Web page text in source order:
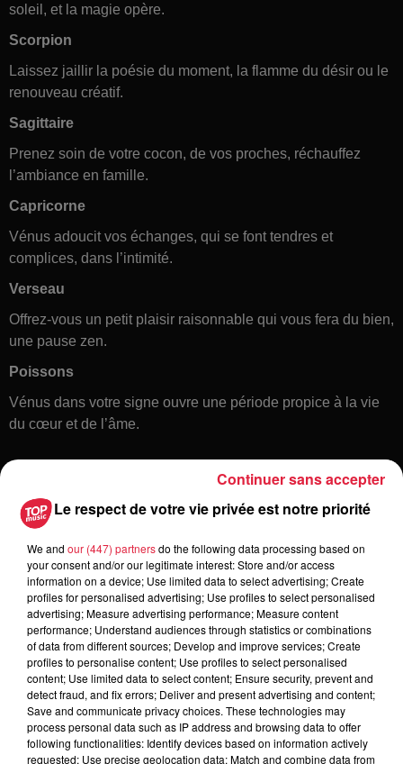
soleil, et la magie opère.
Scorpion
Laissez jaillir la poésie du moment, la flamme du désir ou le
renouveau créatif.
Sagittaire
Prenez soin de votre cocon, de vos proches, réchauffez
l’ambiance en famille.
Capricorne
Vénus adoucit vos échanges, qui se font tendres et
complices, dans l’intimité.
Verseau
Offrez-vous un petit plaisir raisonnable qui vous fera du bien,
une pause zen.
Poissons
Vénus dans votre signe ouvre une période propice à la vie
du cœur et de l’âme.
Toute l'actu
16h00
À Hoerdt, de l’eau brune sort des
robinets
Le respect de votre vie privée est notre priorité
We and our (447) partnersdo the following data processing based on
your consent and/or our legitimate interest: Store and/or access
information on a device; Use limited data to select advertising; Create
profiles for personalised advertising; Use profiles to select personalised
advertising; Measure advertising performance; Measure content
performance; Understand audiences through statistics or combinations
of data from different sources; Develop and improve services; Create
profiles to personalise content; Use profiles to select personalised
content; Use limited data to select content; Ensure security, prevent and
detect fraud, and fix errors; Deliver and present advertising and content;
Save and communicate privacy choices. These technologies may
process personal data such as IP address and browsing data to offer
following functionalities: Identify devices based on information actively
requested; Use precise geolocation data; Match and combine data from
Continuer sans accepter